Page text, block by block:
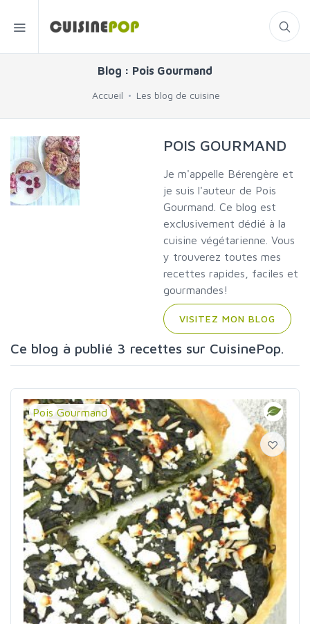
Blog : Pois Gourmand
Accueil Les blog de cuisine
POIS GOURMAND
Je m'appelle Bérengère et
je suis l'auteur de Pois
Gourmand. Ce blog est
exclusivement dédié à la
cuisine végétarienne. Vous
y trouverez toutes mes
recettes rapides, faciles et
gourmandes!
VISITEZ MON BLOG
Ce blog à publié 3 recettes sur CuisinePop.
Pois Gourmand